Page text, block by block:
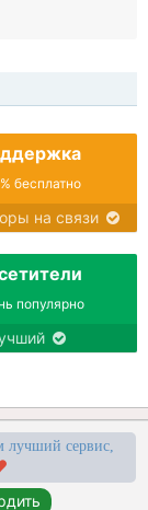
бесплатно
на связи
популярно
лучший сервис,